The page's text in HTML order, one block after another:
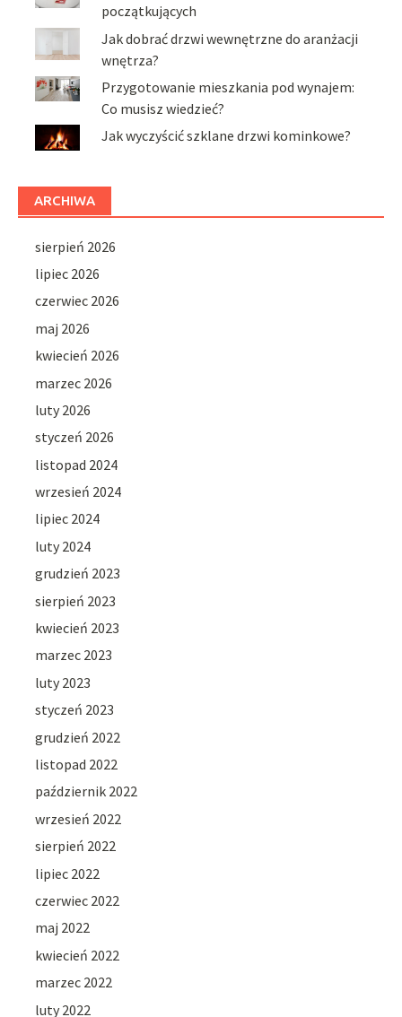
początkujących
Jak dobrać drzwi wewnętrzne do aranżacji
wnętrza?
Przygotowanie mieszkania pod wynajem:
Co musisz wiedzieć?
Jak wyczyścić szklane drzwi kominkowe?
ARCHIWA
sierpień 2026
lipiec 2026
czerwiec 2026
maj 2026
kwiecień 2026
marzec 2026
luty 2026
styczeń 2026
listopad 2024
wrzesień 2024
lipiec 2024
luty 2024
grudzień 2023
sierpień 2023
kwiecień 2023
marzec 2023
luty 2023
styczeń 2023
grudzień 2022
listopad 2022
październik 2022
wrzesień 2022
sierpień 2022
lipiec 2022
czerwiec 2022
maj 2022
kwiecień 2022
marzec 2022
luty 2022